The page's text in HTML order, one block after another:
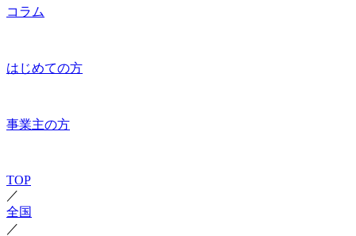
コラム
はじめての方
事業主の方
TOP
／
全国
／